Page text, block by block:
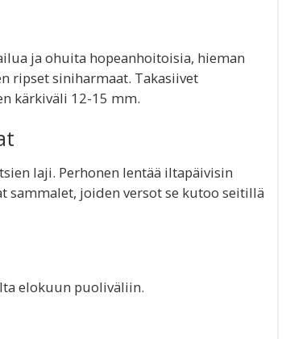
ja ohuita hopeanhoitoisia, hieman
ripset siniharmaat. Takasiivet
kärkiväli 12-15 mm.
laji. Perhonen lentää iltapäivisin
sammalet, joiden versot se kutoo seitillä
elokuun puoliväliin.